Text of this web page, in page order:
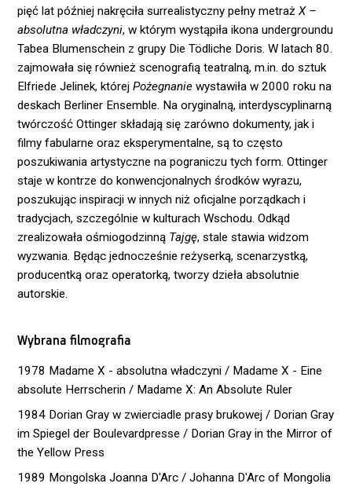
pięć lat później nakręciła surrealistyczny pełny metraż X –
absolutna władczyni, w którym wystąpiła ikona undergroundu
Tabea Blumenschein z grupy Die Tödliche Doris. W latach 80.
zajmowała się również scenografią teatralną, m.in. do sztuk
Elfriede Jelinek, którejPożegnanie wystawiła w 2000 roku na
deskach Berliner Ensemble. Na oryginalną, interdyscyplinarną
twórczość Ottinger składają się zarówno dokumenty, jak i
filmy fabularne oraz eksperymentalne, są to często
poszukiwania artystyczne na pograniczu tych form. Ottinger
staje w kontrze do konwencjonalnych środków wyrazu,
poszukując inspiracji w innych niż oficjalne porządkach i
tradycjach, szczególnie w kulturach Wschodu. Odkąd
zrealizowała ośmiogodzinną Tajgę, stale stawia widzom
wyzwania. Będąc jednocześnie reżyserką, scenarzystką,
producentką oraz operatorką, tworzy dzieła absolutnie
autorskie.
Wybrana filmografia
1978 Madame X - absolutna władczyni / Madame X - Eine
absolute Herrscherin / Madame X: An Absolute Ruler
1984 Dorian Gray w zwierciadle prasy brukowej / Dorian Gray
im Spiegel der Boulevardpresse / Dorian Gray in the Mirror of
the Yellow Press
1989 Mongolska Joanna D'Arc / Johanna D'Arc of Mongolia